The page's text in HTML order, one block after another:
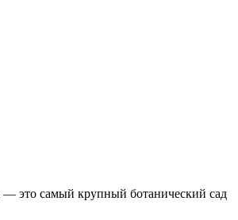
— это самый крупный ботанический сад